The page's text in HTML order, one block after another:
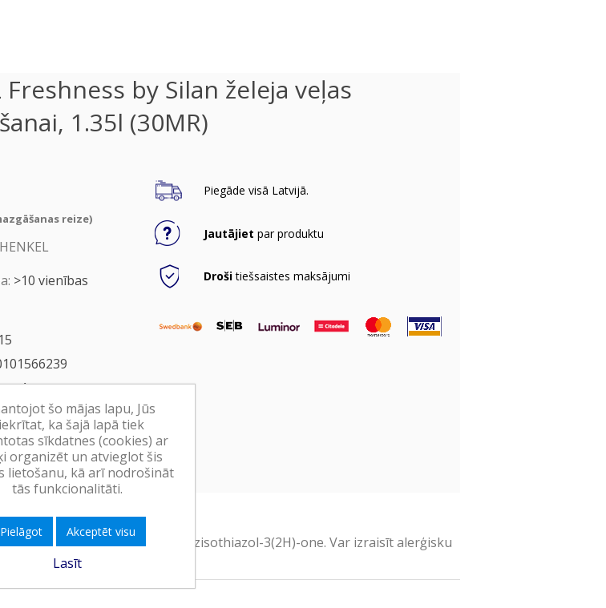
Freshness by Silan želeja veļas
1.35l (30MR)
reize)
HENKEL
>10 vienības
4
daudzums:1
grozā
Piegāde visā Latvijā.
Jautājiet par produktu
Drošitiešsaistes maksājumi
EUH208 Satur 1,2-Benzisothiazol-3(2H)-one. Var izraisīt alerģisku
šo mājas lapu, Jūs
ka šajā lapā tiek
sīkdatnes (cookies) ar
organizēt un atvieglot šis
lietošanu, kā arī nodrošināt
tās funkcionalitāti.
Pielāgot Akceptēt visu
Lasīt